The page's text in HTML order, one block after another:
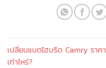
เปลี่ยนแบตไฮบริด Camry ราคา
เท่าไหร่?